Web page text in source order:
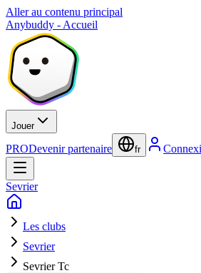
Aller au contenu principal
Anybuddy - Accueil
Jouer
PRODevenir partenaire fr
Sevrier
Les clubs
Sevrier
Sevrier Tc